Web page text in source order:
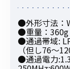
●外形寸法：
●重量：360g
●通過帯域:
（但し76〜
●通過電力